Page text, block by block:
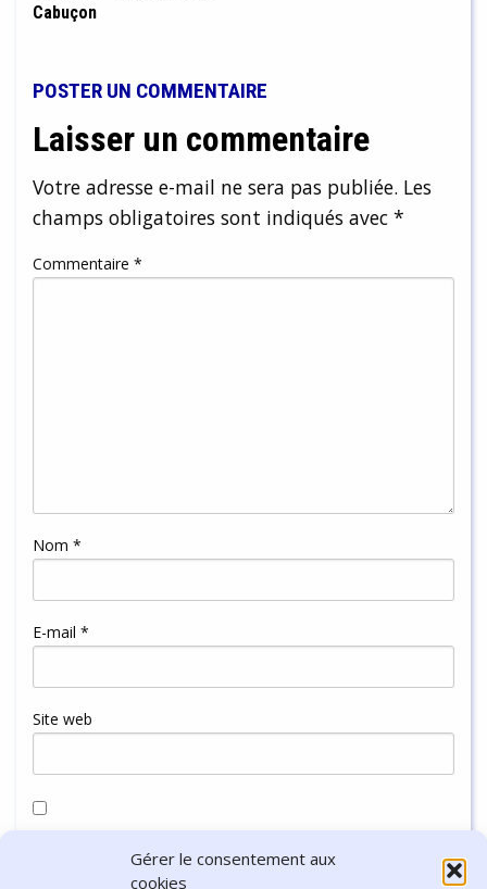
Gérer le consentement aux
cookies
Cabuçon
POSTER UN COMMENTAIRE
Laisser un commentaire
Votre adresse e-mail ne sera pas publiée. Les
champs obligatoires sont indiqués avec *
Commentaire *
Nom *
E-mail *
Site web
navigateur pour mon prochain commentaire.